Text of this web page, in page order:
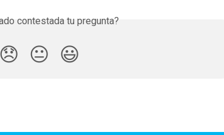
contestada tu pregunta?
😞 😐 😃